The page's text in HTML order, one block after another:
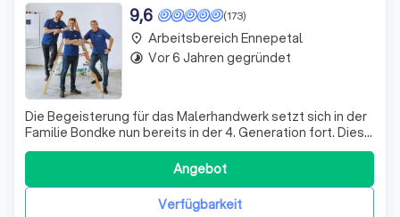
(173)
9,6
Die Begeisterung für das Malerhandwerk setzt sich in der
Familie Bondke nun bereits in der 4. Generation fort. Dies
spürt man auch in unserem gesamten Expertenteam, mit
dem wir gerne gemeinsam Ihre Projekte verwirklichen.
Unsere Unternehmensphilosophie setzt auf
Nachhaltigkeit im Handwerk, sodass wi
Verfügbarkeit
Angebot
place Arbeitsbereich Ennepetal
timelapse Vor 6 Jahren gegründet